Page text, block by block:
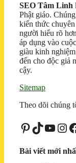
SEO Tâm Linh
Phật giáo.
kiến thức
người hiểu rõ
áp dụng vào
giàu kinh
đến cho độc giả
cậy.
Sitemap
Theo dõi chúng
Pinterest
TikTok
Bài viết mới